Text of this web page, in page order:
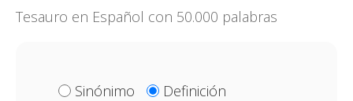
Tesauro en Español con 50.000 palabras
Sinónimo
Definición